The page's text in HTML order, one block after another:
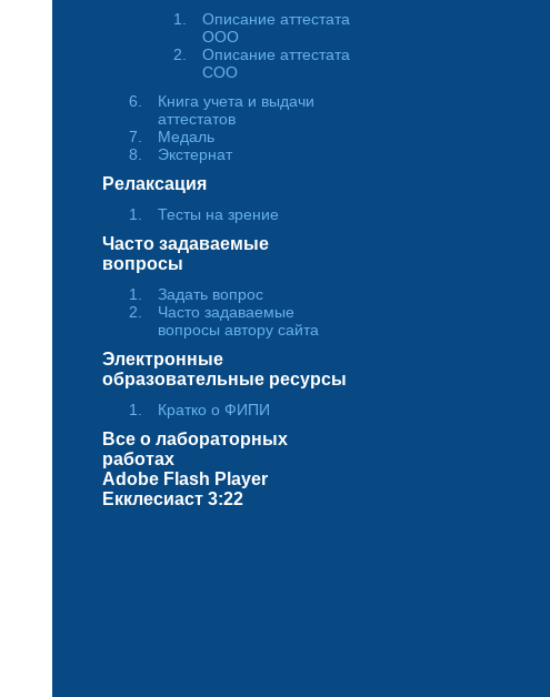
Описание аттестата
ООО
Описание аттестата
СОО
Книга учета и выдачи
аттестатов
Медаль
Экстернат
Релаксация
Тесты на зрение
Часто задаваемые
вопросы
Задать вопрос
Часто задаваемые
вопросы автору сайта
Электронные
образовательные ресурсы
Кратко о ФИПИ
Все о лабораторных
работах
Adobe Flash Player
Екклесиаст 3:22